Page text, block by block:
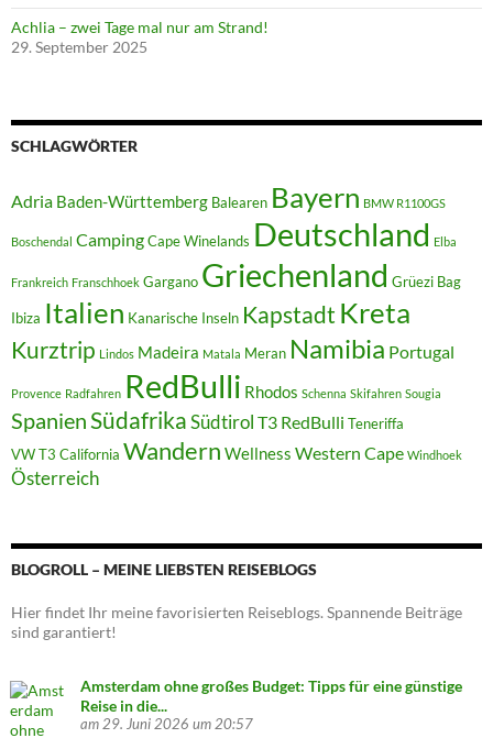
Achlia – zwei Tage mal nur am Strand!
29. September 2025
SCHLAGWÖRTER
Adria Baden-Württemberg Balearen Bayern BMW R1100GS
Boschendal CampingCape Winelands Deutschland Elba
Frankreich Franschhoek Gargano Griechenland Grüezi Bag
Ibiza Italien Kanarische Inseln Kapstadt Kreta
Kurztrip Lindos Madeira Matala Meran Namibia Portugal
Provence Radfahren RedBulli Rhodos Schenna Skifahren Sougia
SpanienSüdafrikaSüdtirol T3 RedBulli Teneriffa
VW T3 California Wandern Wellness Western Cape Windhoek
Österreich
BLOGROLL – MEINE LIEBSTEN REISEBLOGS
Hier findet Ihr meine favorisierten Reiseblogs. Spannende Beiträge
sind garantiert!
Amsterdam ohne großes Budget: Tipps für eine günstige
Reise in die...
am 29. Juni 2026 um 20:57